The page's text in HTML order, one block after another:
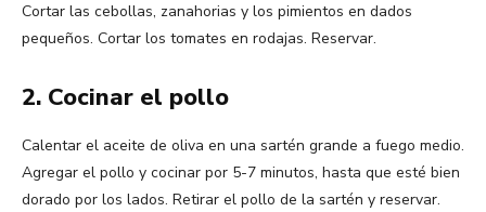
Cortar las cebollas, zanahorias y los pimientos en dados
pequeños. Cortar los tomates en rodajas. Reservar.
2. Cocinar el pollo
Calentar el aceite de oliva en una sartén grande a fuego medio.
Agregar el pollo y cocinar por 5-7 minutos, hasta que esté bien
dorado por los lados. Retirar el pollo de la sartén y reservar.